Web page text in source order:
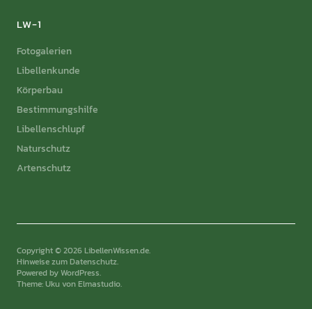
LW-1
Fotogalerien
Libellenkunde
Körperbau
Bestimmungshilfe
Libellenschlupf
Naturschutz
Artenschutz
Copyright © 2026 LibellenWissen.de
Hinweise zum Datenschutz
Powered byWordPress
Theme: Uku vonElmastudio